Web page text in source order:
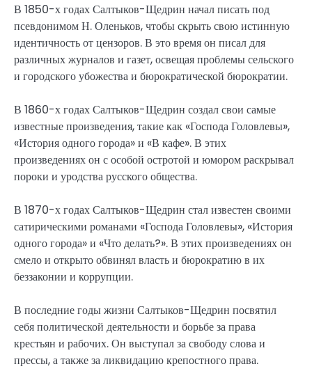
В 1850-х годах Салтыков-Щедрин начал писать под
псевдонимом Н. Оленьков, чтобы скрыть свою истинную
идентичность от цензоров. В это время он писал для
различных журналов и газет, освещая проблемы сельского
и городского убожества и бюрократической бюрократии.
В 1860-х годах Салтыков-Щедрин создал свои самые
известные произведения, такие как «Господа Головлевы»,
«История одного города» и «В кафе». В этих
произведениях он с особой остротой и юмором раскрывал
пороки и уродства русского общества.
В 1870-х годах Салтыков-Щедрин стал известен своими
сатирическими романами «Господа Головлевы», «История
одного города» и «Что делать?». В этих произведениях он
смело и открыто обвинял власть и бюрократию в их
беззаконии и коррупции.
В последние годы жизни Салтыков-Щедрин посвятил
себя политической деятельности и борьбе за права
крестьян и рабочих. Он выступал за свободу слова и
прессы, а также за ликвидацию крепостного права.